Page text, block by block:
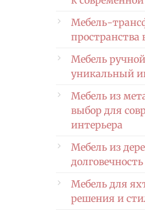
Мебель-
пространства
Мебель
уникальный
Мебель из
выбор для
интерьера
Мебель из
долговечность
Мебель для
решения и